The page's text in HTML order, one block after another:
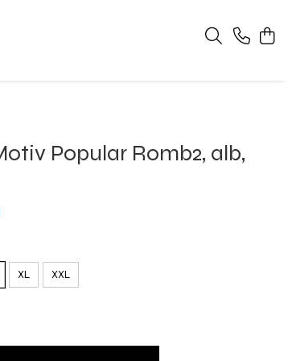
Popular Romb2, alb,
XL XXL